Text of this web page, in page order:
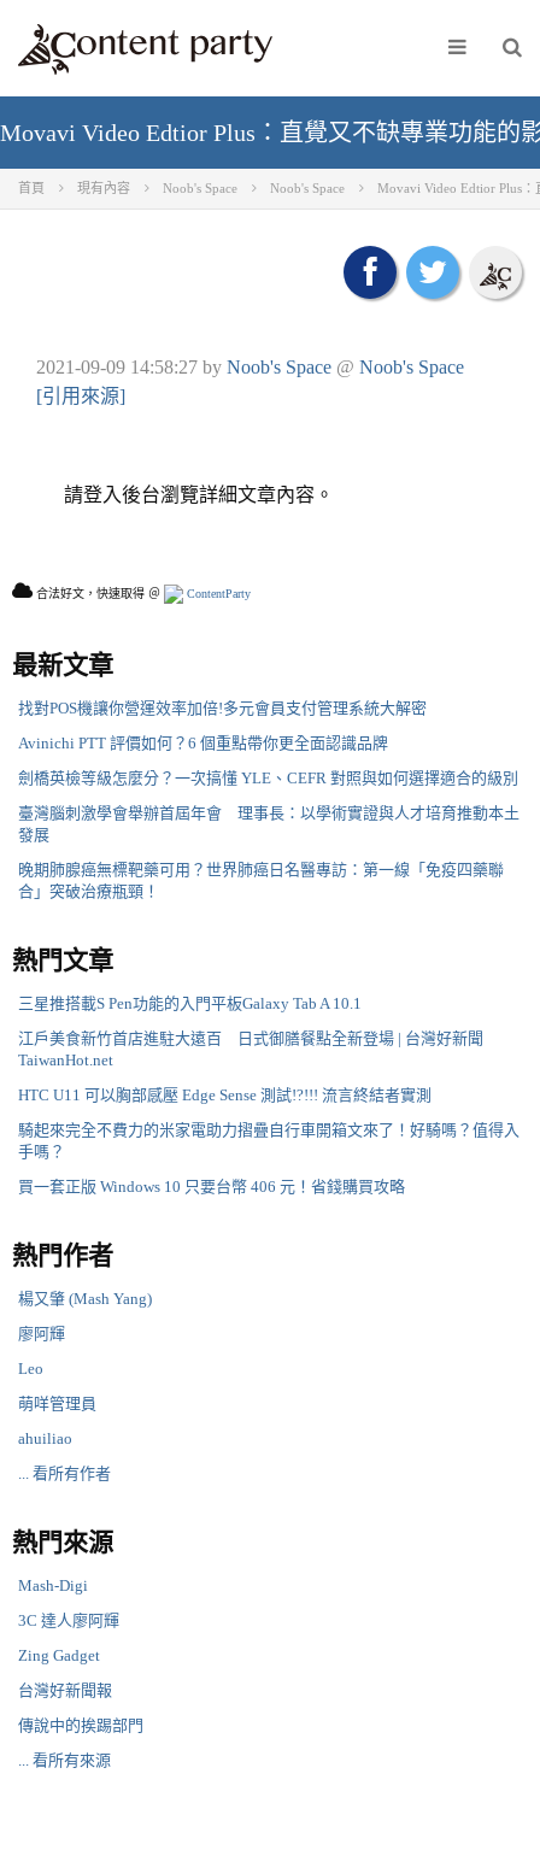
Movavi Video Edtior Plus：直覺又不缺專業功能的
首頁 現有內容 Noob's Space Noob's Space Movavi Video Edtior Plus
2021-09-09 14:58:27 by Noob's Space @ Noob's Space
[引用來源]
請登入後台瀏覽詳細文章內容。
合法好文，快速取得 ＠ ContentParty
最新文章
找對POS機讓你營運效率加倍!多元會員支付管理系統大解密
Avinichi PTT 評價如何？6 個重點帶你更全面認識品牌
劍橋英檢等級怎麼分？一次搞懂 YLE、CEFR 對照與如何選擇適合的級別
臺灣腦刺激學會舉辦首屆年會 理事長：以學術實證與人才培育推動本土
發展
晚期肺腺癌無標靶藥可用？世界肺癌日名醫專訪：第一線「免疫四藥聯
合」突破治療瓶頸！
熱門文章
三星推搭載S Pen功能的入門平板Galaxy Tab A 10.1
江戶美食新竹首店進駐大遠百 日式御膳餐點全新登場 | 台灣好新聞
TaiwanHot.net
HTC U11 可以胸部感壓 Edge Sense 測試!?!!! 流言終結者實測
騎起來完全不費力的米家電助力摺疊自行車開箱文來了！好騎嗎？值得入
手嗎？
買一套正版 Windows 10 只要台幣 406 元！省錢購買攻略
熱門作者
楊又肇 (Mash Yang)
廖阿輝
Leo
萌咩管理員
ahuiliao
... 看所有作者
熱門來源
Mash-Digi
3C 達人廖阿輝
Zing Gadget
台灣好新聞報
傳說中的挨踢部門
... 看所有來源